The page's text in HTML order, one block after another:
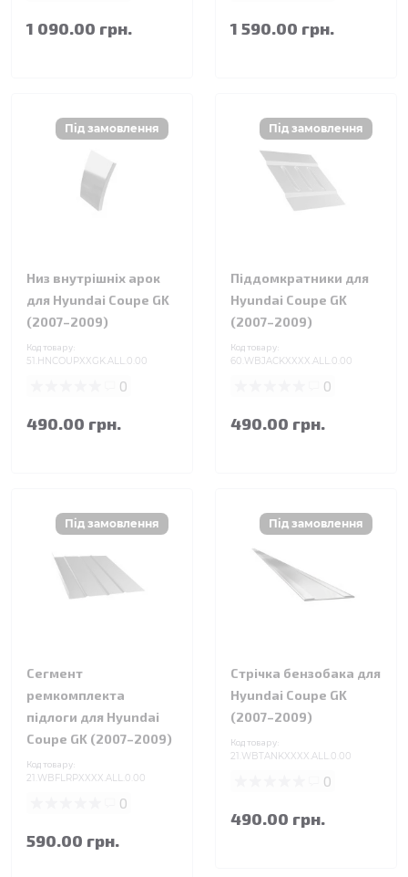
1 090.00 грн. 1 590.00 грн.
Низ внутрішніх арок
для Hyundai Coupe GK
(2007–2009)
Код товару:
51.HNCOUPXXGK.ALL.0.00
0
490.00 грн.
Піддомкратники для
Hyundai Coupe GK
(2007–2009)
Код товару:
60.WBJACKXXXX.ALL.0.00
0
490.00 грн.
Сегмент
ремкомплекта
підлоги для Hyundai
Coupe GK (2007–2009)
Код товару:
21.WBFLRPXXXX.ALL.0.00
0
590.00 грн.
Стрічка бензобака для
Hyundai Coupe GK
(2007–2009)
Код товару:
21.WBTANKXXXX.ALL.0.00
0
490.00 грн.